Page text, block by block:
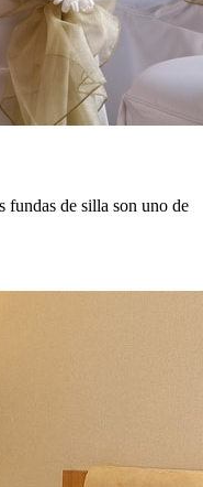
fundas de silla son uno de